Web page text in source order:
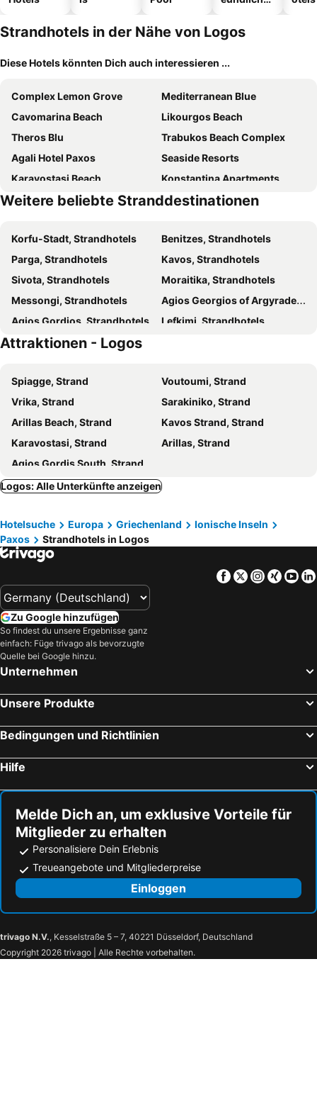
Strandhotels in der Nähe von Logos
Diese Hotels könnten Dich auch interessieren ...
Complex Lemon Grove
Mediterranean Blue
Cavomarina Beach
Likourgos Beach
Theros Blu
Trabukos Beach Complex
Agali Hotel Paxos
Seaside Resorts
Karavostasi Beach
Konstantina Apartments
Riviera Perdika Hotel
Erofili Hotel
Hotel San Marina
Arilla Beach Hotel
Anemolia Parga Suites
Stavros Beach Resort
Metaxa Apartments
Finata Studios
Asprokavos beach apartment and studio
Sunset Apartments
Amfitriti Hotel & Studios
Hotel Elina
Sweet Dreams
San Giorgio
Hotel Irini
Regina Mare
Hotel Corfu Sea Gardens
Island Beach Bamboo
Akti Panela
Weitere beliebte Stranddestinationen
Korfu-Stadt, Strandhotels
Benitzes, Strandhotels
Parga, Strandhotels
Kavos, Strandhotels
Sivota, Strandhotels
Moraitika, Strandhotels
Messongi, Strandhotels
Agios Georgios of Argyrades, Strandhotels
Agios Gordios, Strandhotels
Lefkimi, Strandhotels
Igoumenitsa, Strandhotels
Perdika, Strandhotels
Perama, Strandhotels
Axilion, Strandhotels
Boukari, Strandhotels
Kanali, Strandhotels
Vrachos, Strandhotels
Tsaki, Strandhotels
Ammoudia, Strandhotels
Perivoli, Strandhotels
Ligia, Strandhotels
Lichnos, Strandhotels
Antipaxos, Strandhotels
Plataria, Strandhotels
Lakka, Strandhotels
Riza, Strandhotels
Kanoni, Strandhotels
Petreti, Strandhotels
Molos, Strandhotels
Attraktionen - Logos
Spiagge, Strand
Voutoumi, Strand
Vrika, Strand
Sarakiniko, Strand
Arillas Beach, Strand
Kavos Strand, Strand
Karavostasi, Strand
Arillas, Strand
Agios Gordis South, Strand
Logos: Alle Unterkünfte anzeigen
Hotelsuche Europa Griechenland
Ionische Inseln
Paxos
Strandhotels in Logos
Facebook
TwitterXing
Zu Google hinzufügen
So findest du unsere Ergebnisse ganz
einfach: Füge trivago als bevorzugte
Quelle bei Google hinzu.
Unternehmen
Unsere Produkte
Bedingungen und Richtlinien
Hilfe
Melde Dich an, um exklusive Vorteile für
Mitglieder zu erhalten
Personalisiere Dein Erlebnis
Treueangebote und Mitgliederpreise
Einloggen
trivago N.V., Kesselstraße 5 – 7, 40221 Düsseldorf, Deutschland
Copyright 2026 trivago | Alle Rechte vorbehalten.